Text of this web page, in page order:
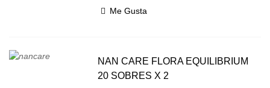
Me Gusta
NAN CARE FLORA EQUILIBRIUM
20 SOBRES X 2